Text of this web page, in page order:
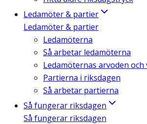
Ledamöter & partier
Ledamöter & partier
Ledamöterna
Så arbetar ledamöterna
Ledamöternas arvoden
Partierna i riksdagen
Så arbetar partierna
Så fungerar riksdagen
Så fungerar riksdagen